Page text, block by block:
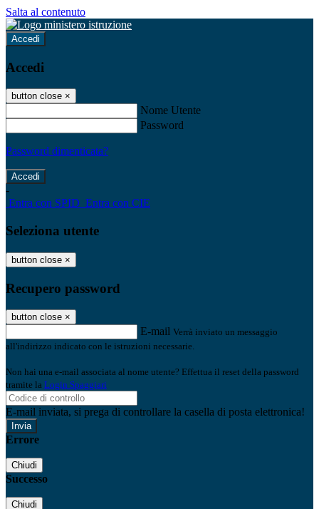
Salta al contenuto
Accedi
Accedi
button close ×
Nome Utente
Password
Password dimenticata?
-
Entra con SPID Entra con CIE
Seleziona utente
button close ×
Recupero password
button close ×
E-mail Verrà inviato un messaggio
all'indirizzo indicato con le istruzioni necessarie.
Non hai una e-mail associata al nome utente? Effettua il reset della password
tramite la Login Spaggiari
E-mail inviata, si prega di controllare la casella di posta elettronica!
Errore
Chiudi
Successo
Chiudi